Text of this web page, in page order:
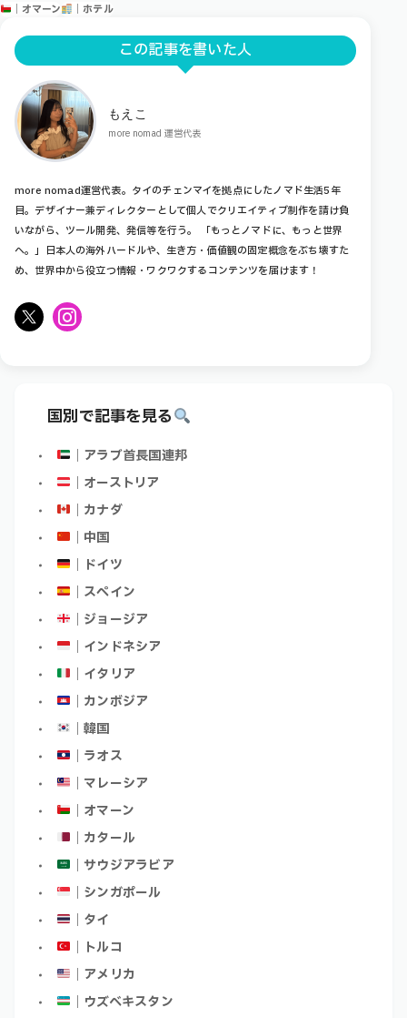
｜オマーン
｜ホテル
この記事を書いた人
もえこ
more nomad 運営代表
more nomad運営代表。タイのチェンマイを拠点にしたノマド生活5年
目。デザイナー兼ディレクターとして個人でクリエイティブ制作を請け負
いながら、ツール開発、発信等を行う。 「もっとノマドに、もっと世界
へ。」日本人の海外ハードルや、生き方・価値観の固定概念をぶち壊すた
め、世界中から役立つ情報・ワクワクするコンテンツを届けます！
国別で記事を見る
｜アラブ首長国連邦
｜オーストリア
｜カナダ
｜中国
｜ドイツ
｜スペイン
｜ジョージア
｜インドネシア
｜イタリア
｜カンボジア
｜韓国
｜ラオス
｜マレーシア
｜オマーン
｜カタール
｜サウジアラビア
｜シンガポール
｜タイ
｜トルコ
｜アメリカ
｜ウズベキスタン